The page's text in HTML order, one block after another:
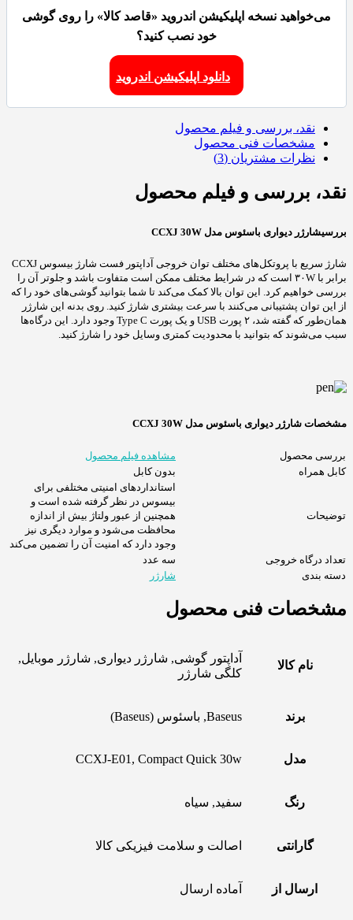
می‌خواهید نسخه اپلیکیشن اندروید «قاصد کالا» را روی گوشی
خود نصب کنید؟
دانلود اپلیکیشن اندروید
نقد، بررسی و فیلم محصول
مشخصات فنی محصول
نظرات مشتریان (3)
نقد، بررسی و فیلم محصول
بررسیشارژر دیواری باسئوس مدل CCXJ 30W
شارژ سریع با پروتکل‌های مختلف توان خروجی آداپتور فست شارژ بیسوس CCXJ
برابر با ۳۰W است که در شرایط مختلف ممکن است متفاوت باشد و جلوتر آن را
بررسی خواهیم کرد. این توان بالا کمک می‌کند تا شما بتوانید گوشی‌های خود را که
از این توان پشتیبانی می‌کنند با سرعت بیشتری شارژ کنید. روی بدنه این شارژر
همان‌طور که گفته شد، ۲ پورت USB و یک پورت Type C وجود دارد. این درگاه‌ها
سبب می‌شوند که بتوانید با محدودیت کمتری وسایل خود را شارژ کنید.
مشخصات شارژر دیواری باسئوس مدل CCXJ 30W
بررسی محصول
مشاهده فیلم محصول
کابل همراه
بدون کابل
توضیحات
استانداردهای امنیتی مختلفی برای
بیسوس در نظر گرفته شده است و
همچنین از عبور ولتاژ بیش از اندازه
محافظت می‌شود و موارد دیگری نیز
وجود دارد که امنیت آن را تضمین می‌کند
تعداد درگاه خروجی
سه عدد
دسته بندی
شارژر
مشخصات فنی محصول
نام کالا
آداپتور گوشی, شارژر دیواری, شارژر موبایل,
کلگی شارژر
برند Baseus, باسئوس (Baseus)
مدل CCXJ-E01, Compact Quick 30w
رنگ سفید, سیاه
گارانتی اصالت و سلامت فیزیکی کالا
ارسال از آماده ارسال